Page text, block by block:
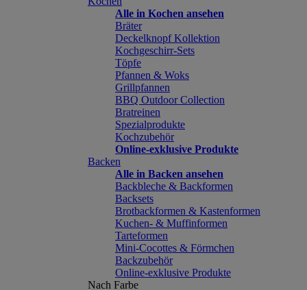
Alle in Kochen ansehen
Bräter
Deckelknopf Kollektion
Kochgeschirr-Sets
Töpfe
Pfannen & Woks
Grillpfannen
BBQ Outdoor Collection
Bratreinen
Spezialprodukte
Kochzubehör
Online-exklusive Produkte
Backen
Alle in Backen ansehen
Backbleche & Backformen
Backsets
Brotbackformen & Kastenformen
Kuchen- & Muffinformen
Tarteformen
Mini-Cocottes & Förmchen
Backzubehör
Online-exklusive Produkte
Nach Farbe